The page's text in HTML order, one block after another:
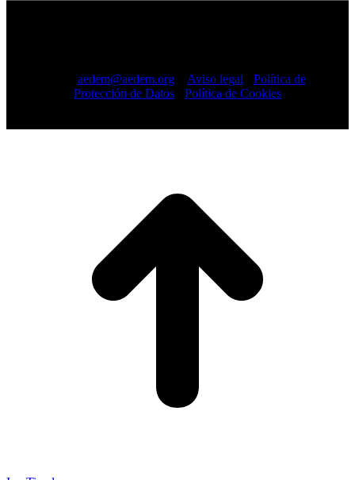
aedem@aedem.org// Aviso legal
Política de
Protección de Datos
Política de Cookies